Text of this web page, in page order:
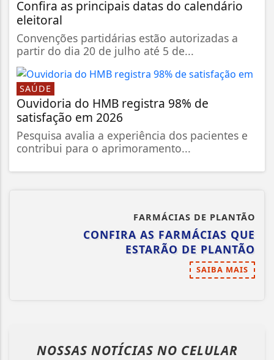
Confira as principais datas do calendário
eleitoral
Convenções partidárias estão autorizadas a
partir do dia 20 de julho até 5 de...
SAÚDE
Ouvidoria do HMB registra 98% de
satisfação em 2026
Pesquisa avalia a experiência dos pacientes e
contribui para o aprimoramento...
FARMÁCIAS DE PLANTÃO
CONFIRA AS FARMÁCIAS QUE
ESTARÃO DE PLANTÃO
SAIBA MAIS
NOSSAS NOTÍCIAS NO CELULAR